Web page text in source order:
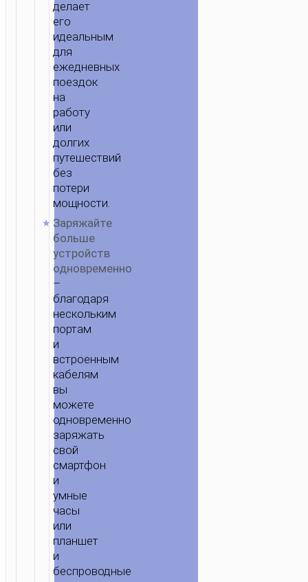
делает
его
идеальным
для
ежедневных
поездок
на
работу
или
долгих
путешествий
без
потери
мощности.
Заряжайте
больше
устройств
одновременно
–
благодаря
нескольким
портам
и
встроенным
кабелям
вы
можете
одновременно
заряжать
свой
смартфон
и
умные
часы
или
планшет
и
беспроводные